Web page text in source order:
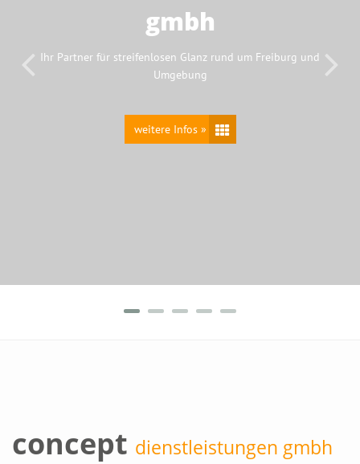
gmbh
Ihr Partner für streifenlosen Glanz rund um Freiburg und
Umgebung
weitere Infos »
concept dienstleistungen gmbh